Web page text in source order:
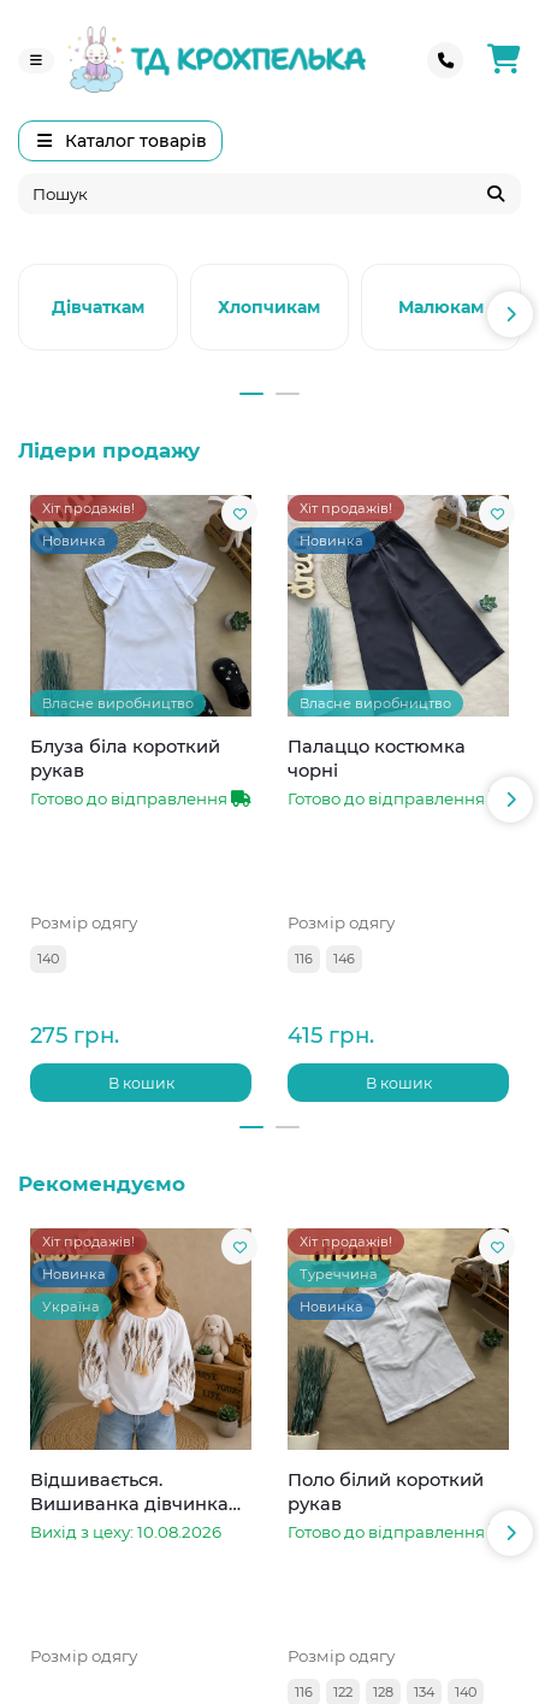
Каталог товарів
Дівчаткам Хлопчикам Малюкам
Лідери продажу
Хіт продажів!
Новинка
Власне виробництво
Блуза біла короткий
рукав
Готово до відправлення
Розмір одягу
140
275 грн.
В кошик
Хіт продажів!
Новинка
Власне виробництво
Палаццо костюмка
чорні
Готово до відправлення
Розмір одягу
116 146
415 грн.
В кошик
Рекомендуємо
Хіт продажів!
Новинка
Україна
Відшивається.
Вишиванка дівчинка
колоски
Вихід з цеху: 10.08.2026
Розмір одягу
Хіт продажів!
Туреччина
Новинка
Поло білий короткий
рукав
Готово до відправлення
Розмір одягу
116 122 128 134
140